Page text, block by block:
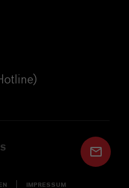
IMPRESSUM